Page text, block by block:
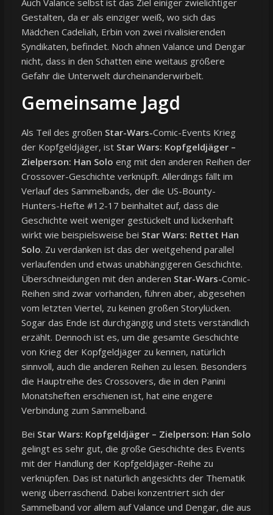
Auch Valance selbst ist das Ziel einiger zwielichtiger
Gestalten, da er als einziger weiß, wo sich das
Mädchen Cadeliah, Erbin von zwei rivalisierenden
Syndikaten, befindet. Noch ahnen Valance und Dengar
nicht, dass in den Schatten eine weitaus größere
Gefahr die Unterwelt durcheinanderwirbelt.
Gemeinsame Jagd
Als Teil des großen Star-Wars-Comic-Events Krieg
der Kopfgeldjäger, ist Star Wars: Kopfgeldjäger –
Zielperson: Han Solo eng mit den anderen Reihen der
Crossover-Geschichte verknüpft. Allerdings fällt im
Verlauf des Sammelbands, der die US-Bounty-
Hunters-Hefte #12-17 beinhaltet auf, dass die
Geschichte weit weniger gestückelt und lückenhaft
wirkt wie beispielsweise bei Star Wars: Rettet Han
Solo. Zu verdanken ist das der weitgehend parallel
verlaufenden und etwas unabhängigeren Geschichte.
Überschneidungen mit den anderen Star-Wars-Comic-
Reihen sind zwar vorhanden, führen aber, abgesehen
vom letzten Viertel, zu keinen großen Storylücken.
Sogar das Ende ist durchgängig und stets verständlich
erzählt. Dennoch ist es, um die gesamte Geschichte
von Krieg der Kopfgeldjäger zu kennen, natürlich
sinnvoll, auch die anderen Reihen zu lesen. Besonders
die Hauptreihe des Crossovers, die in den Panini
Monatsheften erschienen ist, hat eine engere
Verbindung zum Sammelband.
Bei Star Wars: Kopfgeldjäger – Zielperson: Han Solo
gelingt es sehr gut, die große Geschichte des Events
mit der Handlung der Kopfgeldjäger-Reihe zu
verknüpfen. Das ist natürlich angesichts der Thematik
wenig überraschend. Dabei konzentriert sich der
Sammelband vor allem auf Valance und Dengar, die aus